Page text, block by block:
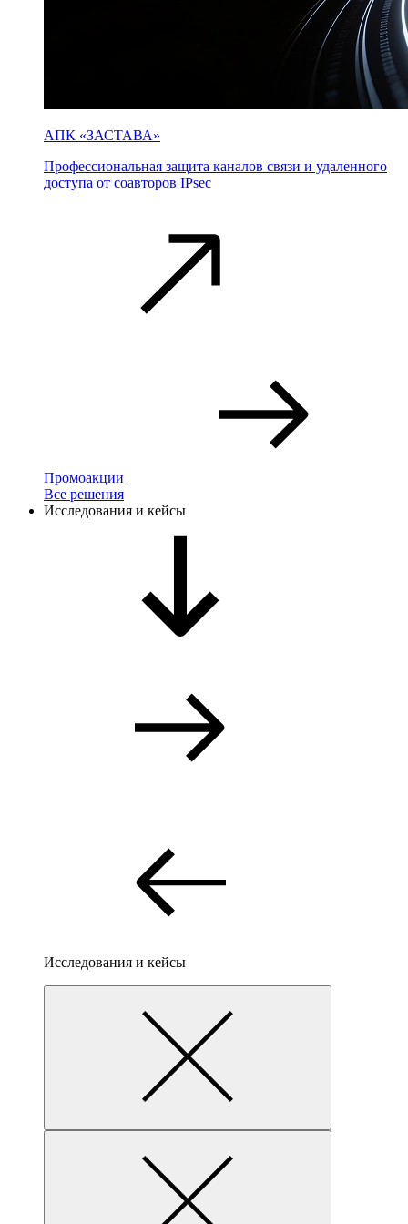
АПК «ЗАСТАВА»
Профессиональная защита каналов связи и удаленного
доступа от соавторов IPsec
Промоакции
Все решения
Исследования и кейсы
Исследования и кейсы